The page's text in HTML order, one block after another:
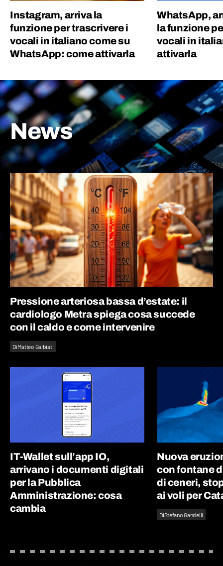
Instagram, arriva la
funzione per trascrivere i
vocali in italiano come su
WhatsApp: come attivarla
WhatsApp,
la funzione
vocali in
attivarla
News
Pressione arteriosa bassa d’estate: il
cardiologo Metra spiega cosa succede
con il caldo e come intervenire
DiMatteo Galbiati
IT-Wallet sull’app IO,
arrivano i documenti digitali
per la Pubblica
Amministrazione: cosa
cambia
Nuova
con fontane
di ceneri,
ai voli per
DiStefano Gandelli